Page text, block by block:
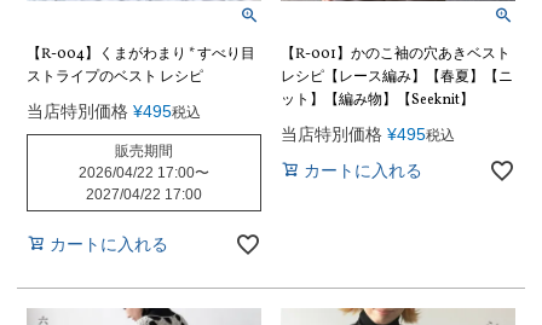
【R-004】くまがわまり * すべり目
ストライプのベスト レシピ
当店特別価格 ¥495税込
販売期間
2026/04/22 17:00〜
2027/04/22 17:00
カートに入れる
【R-001】かのこ袖の穴あきベスト
レシピ【レース編み】【春夏】【ニ
ット】【編み物】【Seeknit】
当店特別価格 ¥495税込
カートに入れる